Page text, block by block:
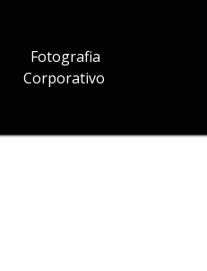
Fotografia
Corporativo